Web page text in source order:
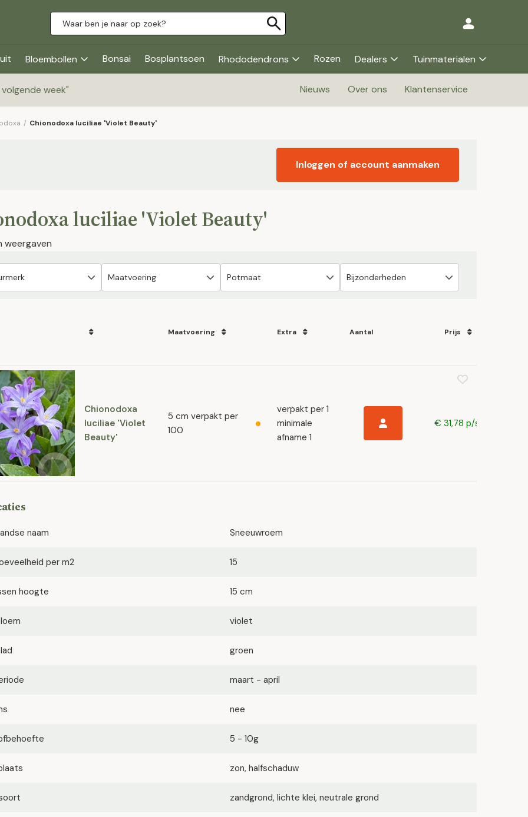
Bloembollen Bonsai Bosplantsoen Rhododendrons Rozen Dealers Tuinmaterialen
week" Nieuws Over ons Klantenservice
/ Chionodoxa luciliae 'Violet Beauty'
Inloggen of account aanmaken
luciliae 'Violet Beauty'
weergaven
Maatvoering Extra Aantal Prijs
Chionodoxa
luciliae 'Violet
Beauty'
5 cm verpakt per
100
verpakt per 1
minimale
afname 1
€ 31,78 p/s
naam Sneeuwroem
per m2 15
hoogte 15 cm
violet
groen
maart - april
nee
5 - 10g
zon, halfschaduw
zandgrond, lichte klei, neutrale grond